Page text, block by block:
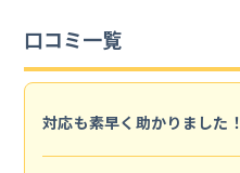
口コミ一覧
対応も素早く助かりました！